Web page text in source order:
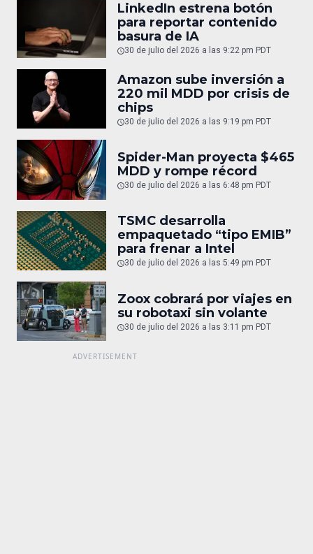
LinkedIn estrena botón
para reportar contenido
basura de IA
30 de julio del 2026 a las 9:22 pm PDT
Amazon sube inversión a
220 mil MDD por crisis de
chips
30 de julio del 2026 a las 9:19 pm PDT
Spider-Man proyecta $465
MDD y rompe récord
30 de julio del 2026 a las 6:48 pm PDT
TSMC desarrolla
empaquetado “tipo EMIB”
para frenar a Intel
30 de julio del 2026 a las 5:49 pm PDT
Zoox cobrará por viajes en
su robotaxi sin volante
30 de julio del 2026 a las 3:11 pm PDT